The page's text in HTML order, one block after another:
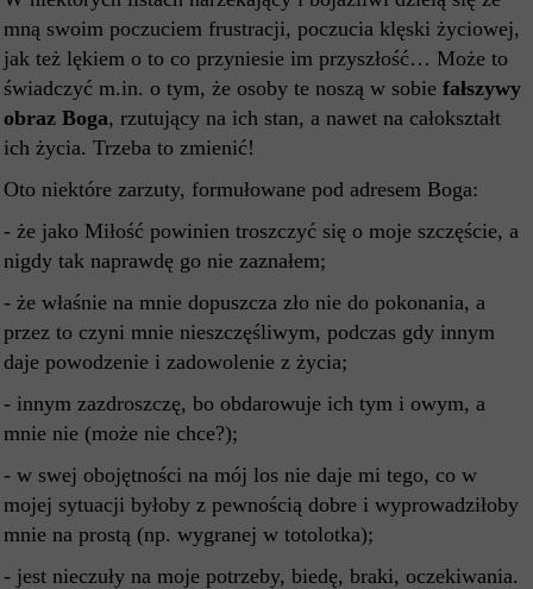
mną swoim poczuciem frustracji, poczucia klęski życiowej,
jak też lękiem o to co przyniesie im przyszłość… Może to
świadczyć m.in. o tym, że osoby te noszą w sobie fałszywy
obraz Boga, rzutujący na ich stan, a nawet na całokształt
ich życia. Trzeba to zmienić!
Oto niektóre zarzuty, formułowane pod adresem Boga:
- że jako Miłość powinien troszczyć się o moje szczęście, a
nigdy tak naprawdę go nie zaznałem;
- że właśnie na mnie dopuszcza zło nie do pokonania, a
przez to czyni mnie nieszczęśliwym, podczas gdy innym
daje powodzenie i zadowolenie z życia;
- innym zazdroszczę, bo obdarowuje ich tym i owym, a
mnie nie (może nie chce?);
- w swej obojętności na mój los nie daje mi tego, co w
mojej sytuacji byłoby z pewnością dobre i wyprowadziłoby
mnie na prostą (np. wygranej w totolotka);
- jest nieczuły na moje potrzeby, biedę, braki, oczekiwania.